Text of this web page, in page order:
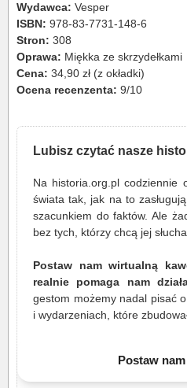
Wydawca: Vesper
ISBN: 978-83-7731-148-6
Stron: 308
Oprawa: Miękka ze skrzydełkami
Cena: 34,90 zł (z okładki)
Ocena recenzenta: 9/10
Lubisz czytać nasze
Na historia.org.pl codziennie
świata tak, jak na to
szacunkiem do faktów. Ale
bez tych, którzy chcą jej
Postaw nam wirtualną
realnie pomaga nam
gestom możemy nadal pisać
i wydarzeniach, które
Postaw